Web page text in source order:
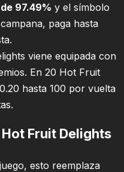
de 97.49% y el símbolo
paga hasta
viene equipada con
En 20 Hot Fruit
hasta 100 por vuelta
Fruit Delights
esto reemplaza